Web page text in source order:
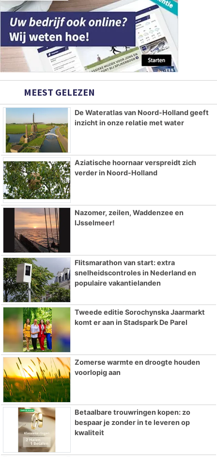
MEEST GELEZEN
De Wateratlas van Noord-Holland geeft
inzicht in onze relatie met water
Aziatische hoornaar verspreidt zich
verder in Noord-Holland
Nazomer, zeilen, Waddenzee en
IJsselmeer!
Flitsmarathon van start: extra
snelheidscontroles in Nederland en
populaire vakantielanden
Tweede editie Sorochynska Jaarmarkt
komt er aan in Stadspark De Parel
Zomerse warmte en droogte houden
voorlopig aan
Betaalbare trouwringen kopen: zo
bespaar je zonder in te leveren op
kwaliteit